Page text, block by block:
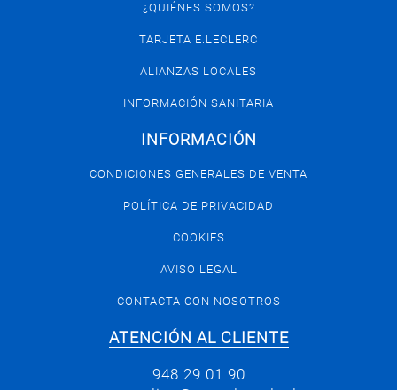
¿QUIÉNES SOMOS?
TARJETA E.LECLERC
ALIANZAS LOCALES
INFORMACIÓN SANITARIA
INFORMACIÓN
CONDICIONES GENERALES DE VENTA
POLÍTICA DE PRIVACIDAD
COOKIES
AVISO LEGAL
CONTACTA CON NOSOTROS
ATENCIÓN AL CLIENTE
948 29 01 90